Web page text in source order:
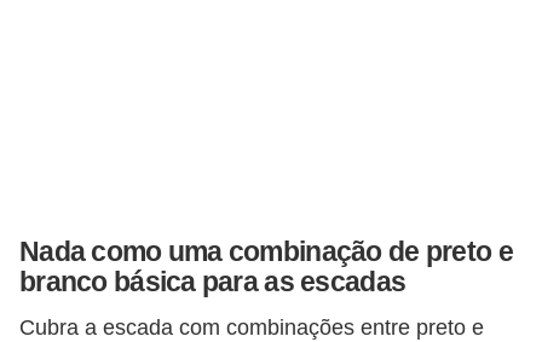
Nada como uma combinação de preto e
branco básica para as escadas
Cubra a escada com combinações entre preto e